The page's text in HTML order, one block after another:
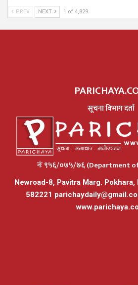
PREV NEXT 1 of 4,829
सूचना विभाग दर्ता
नंः ९५६/०७५/७६ (Department
Newroad-8, Pavitra Marg.
582221